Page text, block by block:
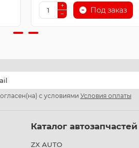
Под заказ
с условиями Условия оплаты
Каталог автозапчастей
ZX AUTO